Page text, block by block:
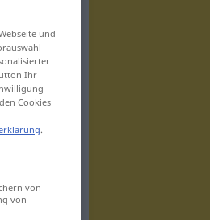
und
Ihr
Cookies
.
von
von